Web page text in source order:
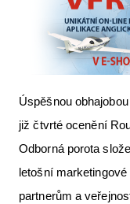
Úspěšnou
již čtvrté ocenění
Odborná porota
letošní
partnerům a